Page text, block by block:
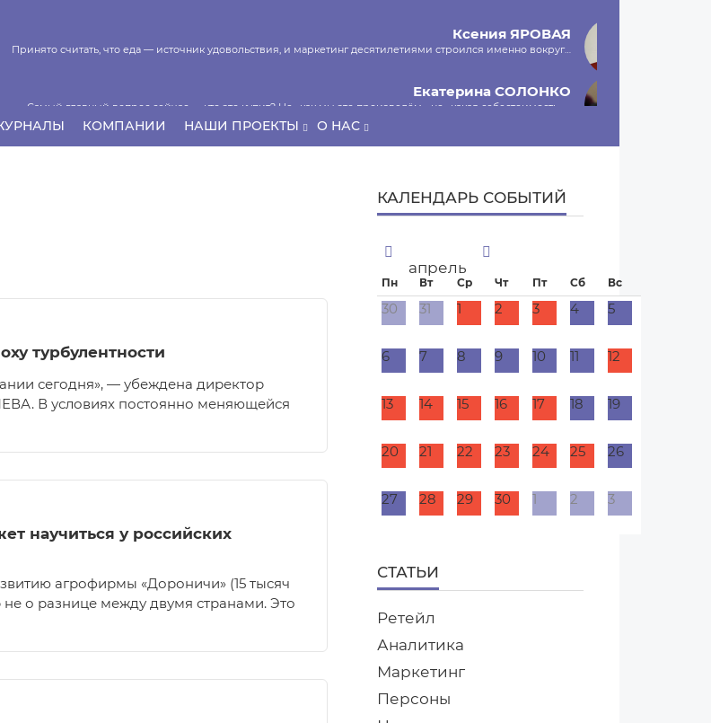
Ксения ЯРОВАЯ
Принято считать, что еда — источник удовольствия, и маркетинг десятилетиями строился именно вокруг…
Екатерина СОЛОНКО
Самый главный вопрос сейчас — кто это купит? Не «как мы это произведём», не «какая себестоимость»,…
СергейЛЯШКО
КОМПАНИИ НАШИ ПРОЕКТЫ О НАС
турбулентности
сегодня», — убеждена директор
В условиях постоянно меняющейся
научиться у российских
агрофирмы «Дороничи» (15 тысяч
о разнице между двумя странами. Это
КАЛЕНДАРЬ СОБЫТИЙ
апрель
Пн Вт Ср Чт Пт Сб Вс
30 31 1 2 3 4 5
6 7 8 9 10 11 12
13 14 15 16 17 18 19
20 21 22 23 24 25 26
27 28 29 30 1 2 3
СТАТЬИ
Ретейл
Аналитика
Маркетинг
Персоны